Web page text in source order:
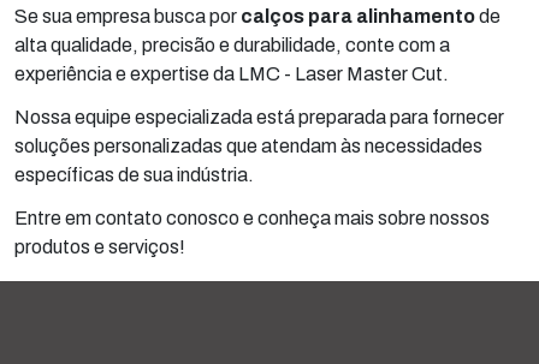
Se sua empresa busca por calços para alinhamentode
alta qualidade, precisão e durabilidade, conte com a
experiência e expertise da LMC - Laser Master Cut.
Nossa equipe especializada está preparada para fornecer
soluções personalizadas que atendam às necessidades
específicas de sua indústria.
Entre em contato conosco e conheça mais sobre nossos
produtos e serviços!